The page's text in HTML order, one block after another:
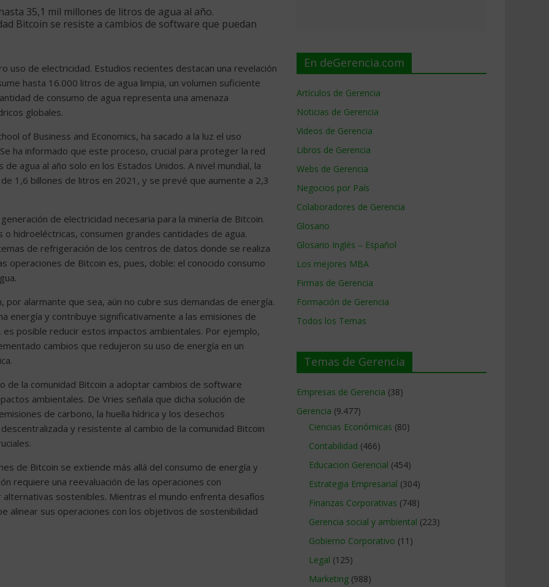
35,1 mil millones de litros de agua al año.
Bitcoin se resiste a cambios de software que puedan
uso de electricidad. Estudios recientes destacan una revelación
hasta 16.000 litros de agua limpia, un volumen suficiente
de consumo de agua representa una amenaza
globales.
of Business and Economics, ha sacado a la luz el uso
ha informado que este proceso, crucial para proteger la red
agua al año solo en los Estados Unidos. A nivel mundial, la
1,6 billones de litros en 2021, y se prevé que aumente a 2,3
de electricidad necesaria para la minería de Bitcoin.
hidroeléctricas, consumen grandes cantidades de agua.
de refrigeración de los centros de datos donde se realiza
operaciones de Bitcoin es, pues, doble: el conocido consumo
alarmante que sea, aún no cubre sus demandas de energía.
energía y contribuye significativamente a las emisiones de
posible reducir estos impactos ambientales. Por ejemplo,
cambios que redujeron su uso de energía en un
de la comunidad Bitcoin a adoptar cambios de software
ambientales. De Vries señala que dicha solución de
de carbono, la huella hídrica y los desechos
y resistente al cambio de la comunidad Bitcoin
de Bitcoin se extiende más allá del consumo de energía y
requiere una reevaluación de las operaciones con
sostenibles. Mientras el mundo enfrenta desafíos
alinear sus operaciones con los objetivos de sostenibilidad
En deGerencia.com
Artículos de Gerencia
Noticias de Gerencia
Videos de Gerencia
Libros de Gerencia
Webs de Gerencia
Negocios por País
Colaboradores de Gerencia
Glosario
Glosario Inglés – Español
Los mejores MBA
Firmas de Gerencia
Formación de Gerencia
Todos los Temas
Temas de Gerencia
Empresas de Gerencia (38)
Gerencia (9.477)
Ciencias Económicas (80)
Contabilidad (466)
Educacion Gerencial (454)
Estrategia Empresarial (304)
Finanzas Corporativas (748)
Gerencia social y ambiental (223)
Gobierno Corporativo (11)
Legal (125)
Marketing (988)